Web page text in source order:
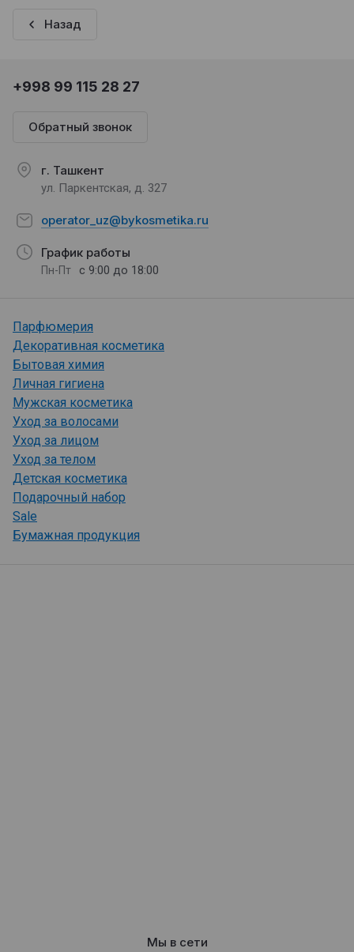
Назад
+998 99 115 28 27
Обратный звонок
г. Ташкент
ул. Паркентская, д. 327
operator_uz@bykosmetika.ru
График работы
Пн-Пт с 9:00 до 18:00
Парфюмерия
Декоративная косметика
Бытовая химия
Личная гигиена
Мужская косметика
Уход за волосами
Уход за лицом
Уход за телом
Детская косметика
Подарочный набор
Sale
Бумажная продукция
Мы в сети